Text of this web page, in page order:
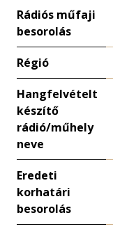
Rádiós műfaji
besorolás
Régió
Hangfelvételt
készítő
rádió/műhely
neve
Eredeti
korhatári
besorolás